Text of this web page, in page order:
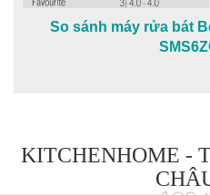
So sánh máy rửa bát
KITCHENHOME -